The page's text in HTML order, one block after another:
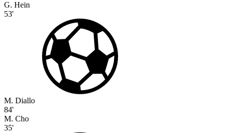
G. Hein
53'
M. Diallo
84'
M. Cho
35'